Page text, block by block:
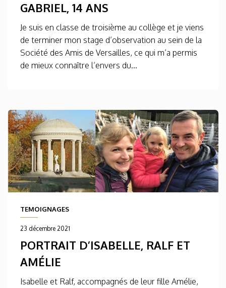
GABRIEL, 14 ANS
Je suis en classe de troisième au collège et je viens
de terminer mon stage d’observation au sein de la
Société des Amis de Versailles, ce qui m’a permis
de mieux connaître l’envers du...
TEMOIGNAGES
23 décembre 2021
PORTRAIT D’ISABELLE, RALF ET
AMÉLIE
Isabelle et Ralf, accompagnés de leur fille Amélie,